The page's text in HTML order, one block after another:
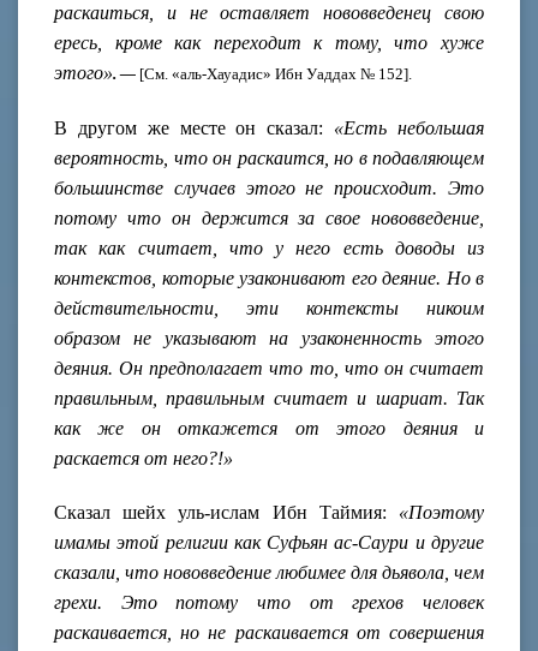
раскаиться, и не оставляет нововведенец свою
ересь, кроме как переходит к тому, что хуже
этого». — [См. «аль-Хауадис» Ибн Уаддах № 152].
В другом же месте он сказал: «Есть небольшая
вероятность, что он раскаится, но в подавляющем
большинстве случаев этого не происходит. Это
потому что он держится за свое нововведение,
так как считает, что у него есть доводы из
контекстов, которые узаконивают его деяние. Но в
действительности, эти контексты никоим
образом не указывают на узаконенность этого
деяния. Он предполагает что то, что он считает
правильным, правильным считает и шариат. Так
как же он откажется от этого деяния и
раскается от него?!»
Сказал шейх уль-ислам Ибн Таймия: «Поэтому
имамы этой религии как Суфьян ас-Саури и другие
сказали, что нововведение любимее для дьявола, чем
грехи. Это потому что от грехов человек
раскаивается, но не раскаивается от совершения